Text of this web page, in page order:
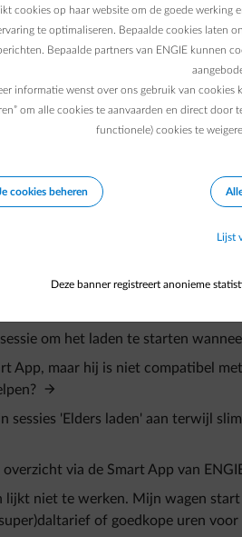
je alsnog slim laden als je een
van ENGIE?
om het laden te starten
App, maar hij is niet compatibel
sessies 'Elders laden' aan terwijl
via de Smart App van
lijkt niet te werken. Mijn wagen
of goedkope uren
cookies op haar website om de goede werking
te optimaliseren. Bepaalde cookies laten
Bepaalde partners van ENGIE kunnen
informatie wenst over ons gebruik van cookies
om alle cookies te aanvaarden en direct door
functionele) cookies te
cookies beheren
Lijst
Deze banner registreert anonieme